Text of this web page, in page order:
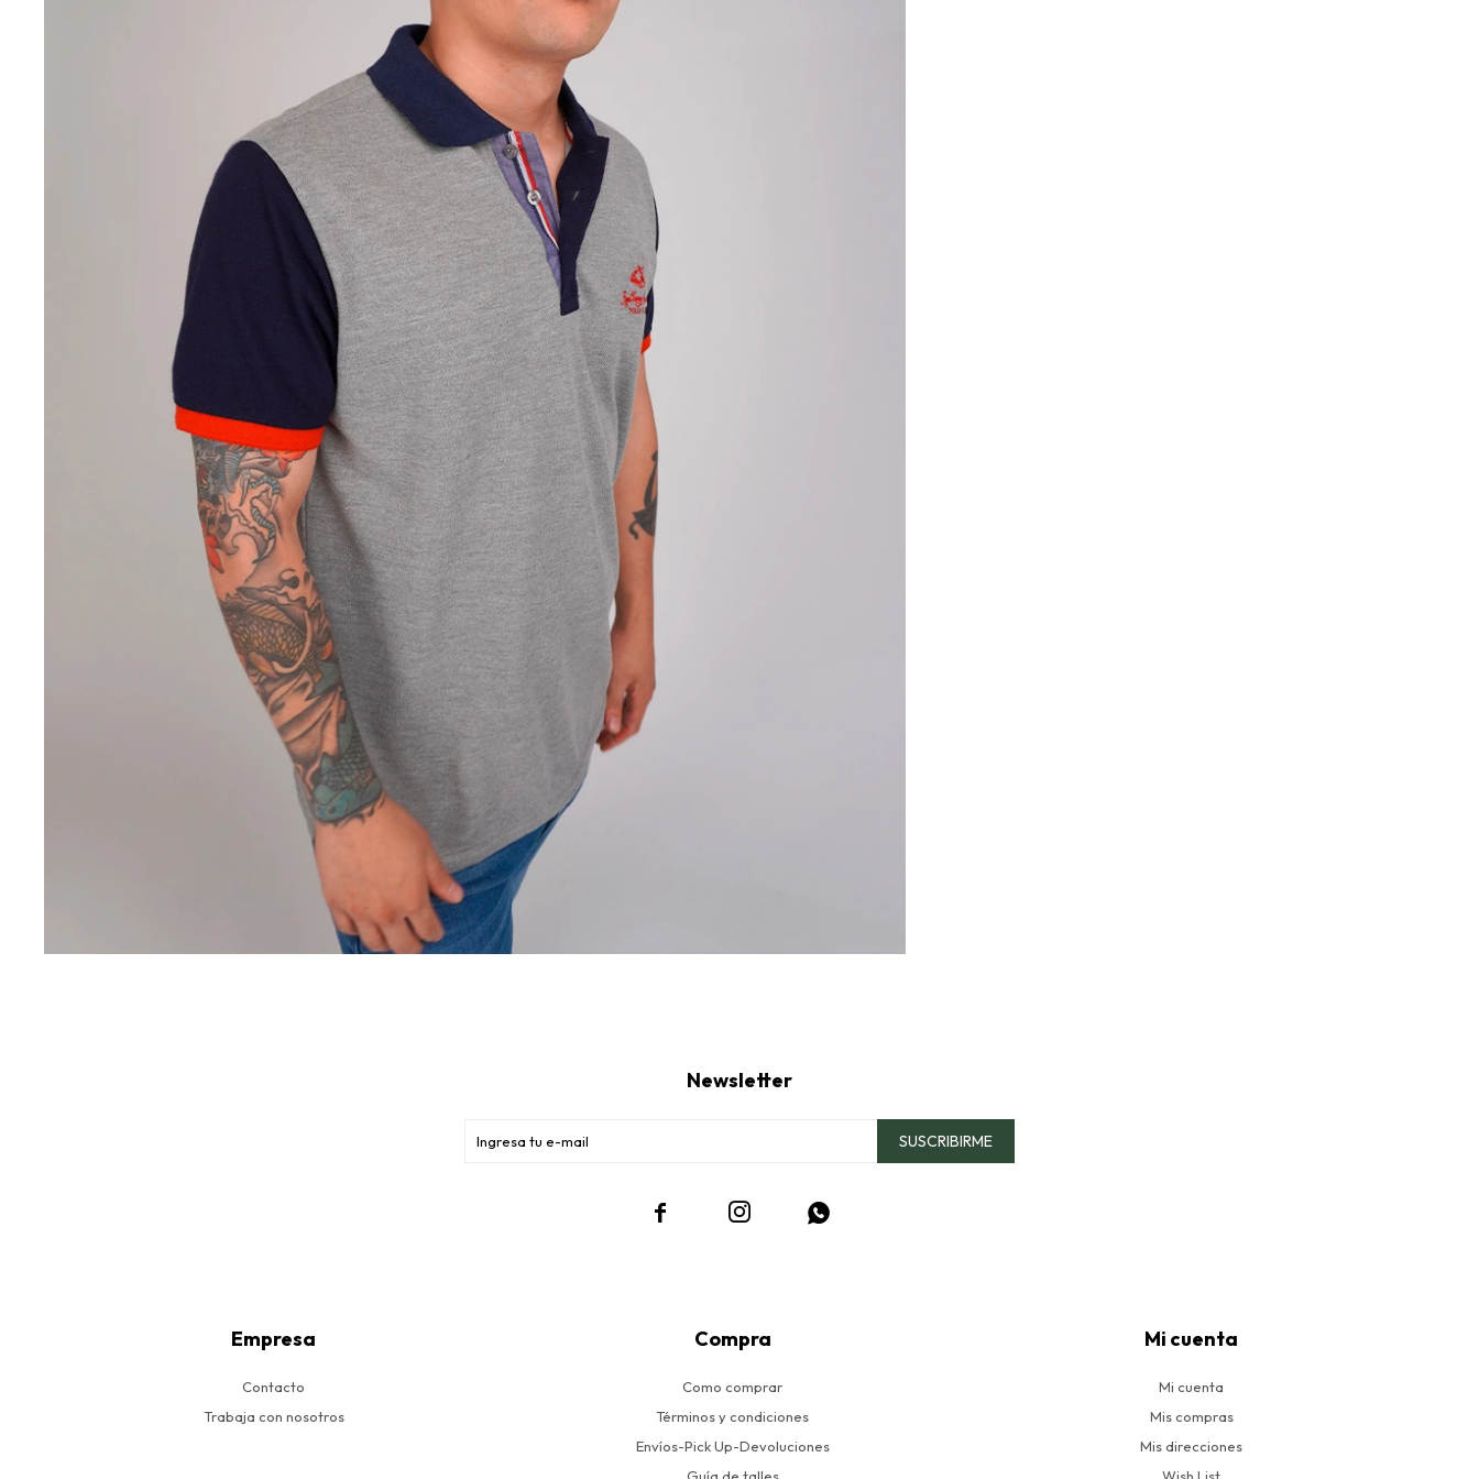
Empresa
Contacto
Trabaja con nosotros
Compra
Como comprar
Términos y condiciones
Envíos-Pick Up-Devoluciones
Mi cuenta
Mi cuenta
Mis compras
Mis direcciones
Newsletter
SUSCRIBIRME
  